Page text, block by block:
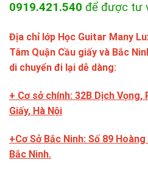
0919.421.540 để được tư
Địa chỉ lớp Học Guitar Many
Tâm Quận Cầu giấy và Bắc
di chuyển đi lại dễ dàng:
+ Cơ sở chính: 32B Dịch Vọng,
Giấy, Hà Nội
+Cơ Sở Bắc Ninh: Số 89
Bắc Ninh.